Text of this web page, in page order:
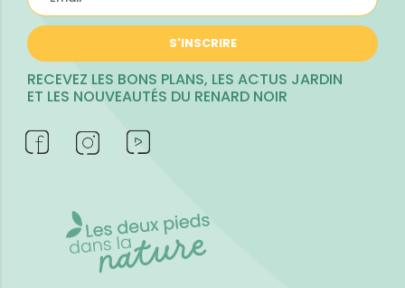
S'INSCRIRE
RECEVEZ LES BONS PLANS, LES ACTUS JARDIN
ET LES NOUVEAUTÉS DU RENARD NOIR